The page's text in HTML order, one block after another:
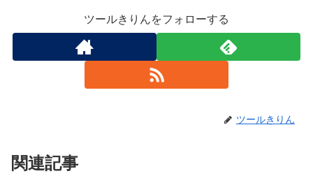
ツールきりんをフォローする
ツールきりん
関連記事